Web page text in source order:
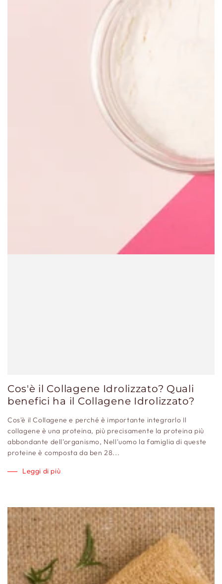
Cos'è il Collagene Idrolizzato? Quali
benefici ha il Collagene Idrolizzato?
Cos'è il Collagene e perché è importante integrarlo Il
collagene è una proteina, più precisamente la proteina più
abbondante dell’organismo, Nell'uomo la famiglia di queste
proteine è composta da ben 28...
Leggi di più